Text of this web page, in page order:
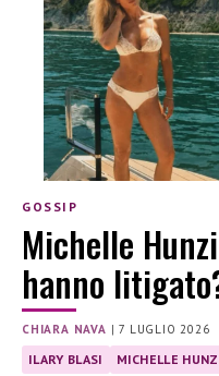
GOSSIP
Michelle
hanno
CHIARA NAVA |7 LUGLIO 2026
ILARY BLASI MICHELLE